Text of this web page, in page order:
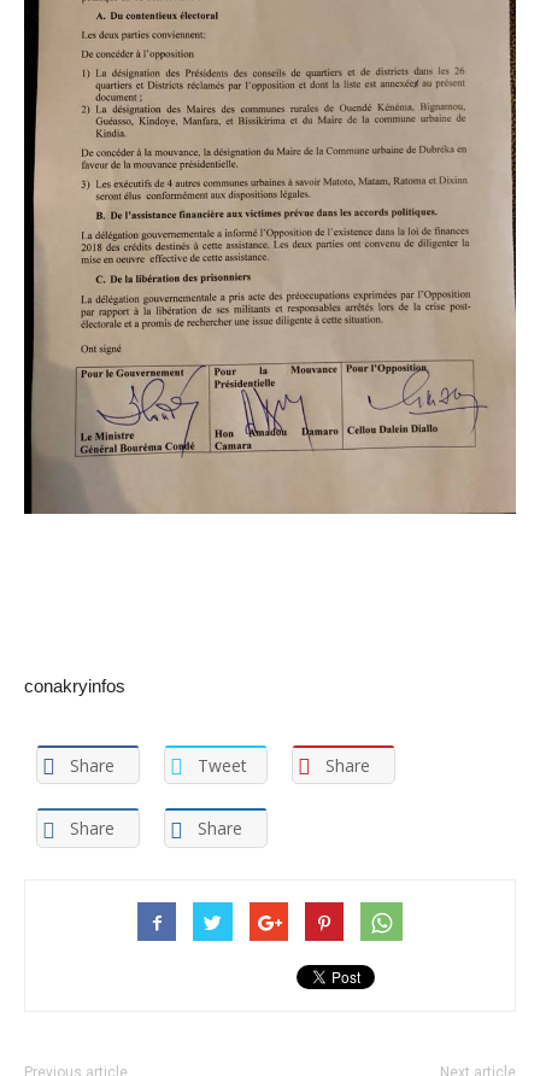
conakryinfos
Share Tweet Share
Share Share
Previous article Next article